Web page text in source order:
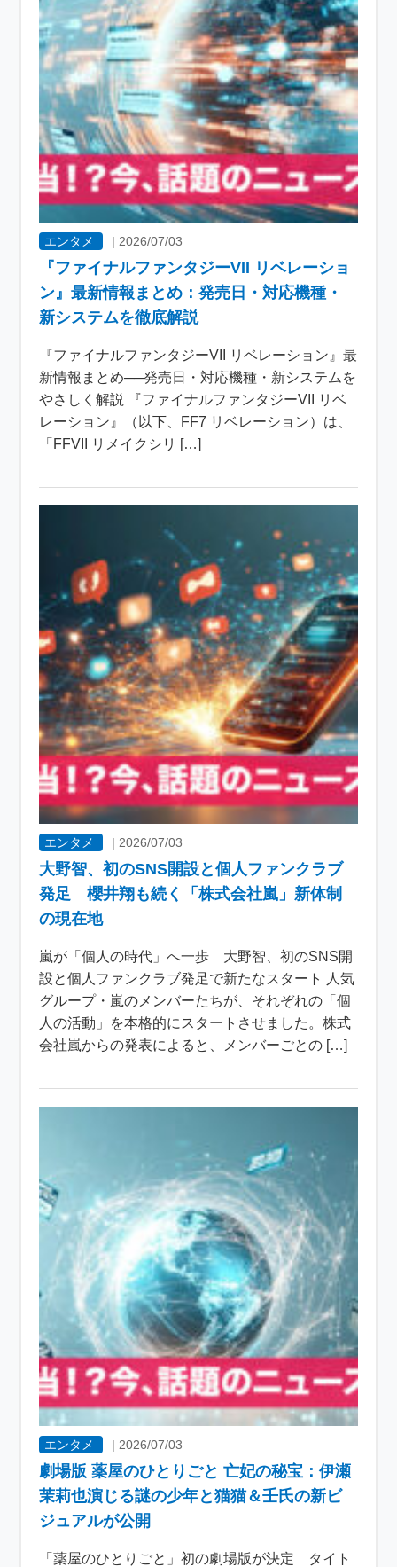
エンタメ | 2026/07/03
『ファイナルファンタジーVII リベレーショ
ン』最新情報まとめ：発売日・対応機種・
新システムを徹底解説
『ファイナルファンタジーVII リベレーション』最
新情報まとめ──発売日・対応機種・新システムを
やさしく解説 『ファイナルファンタジーVII リベ
レーション』（以下、FF7 リベレーション）は、
「FFVII リメイクシリ […]
エンタメ |2026/07/03
大野智、初のSNS開設と個人ファンクラブ
発足 櫻井翔も続く「株式会社嵐」新体制
の現在地
嵐が「個人の時代」へ一歩 大野智、初のSNS開
設と個人ファンクラブ発足で新たなスタート 人気
グループ・嵐のメンバーたちが、それぞれの「個
人の活動」を本格的にスタートさせました。株式
会社嵐からの発表によると、メンバーごとの […]
エンタメ | 2026/07/03
劇場版 薬屋のひとりごと 亡妃の秘宝：伊瀬
茉莉也演じる謎の少年と猫猫＆壬氏の新ビ
ジュアルが公開
「薬屋のひとりごと」初の劇場版が決定 タイト